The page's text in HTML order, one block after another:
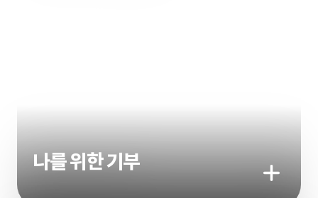
나를 위한 기부